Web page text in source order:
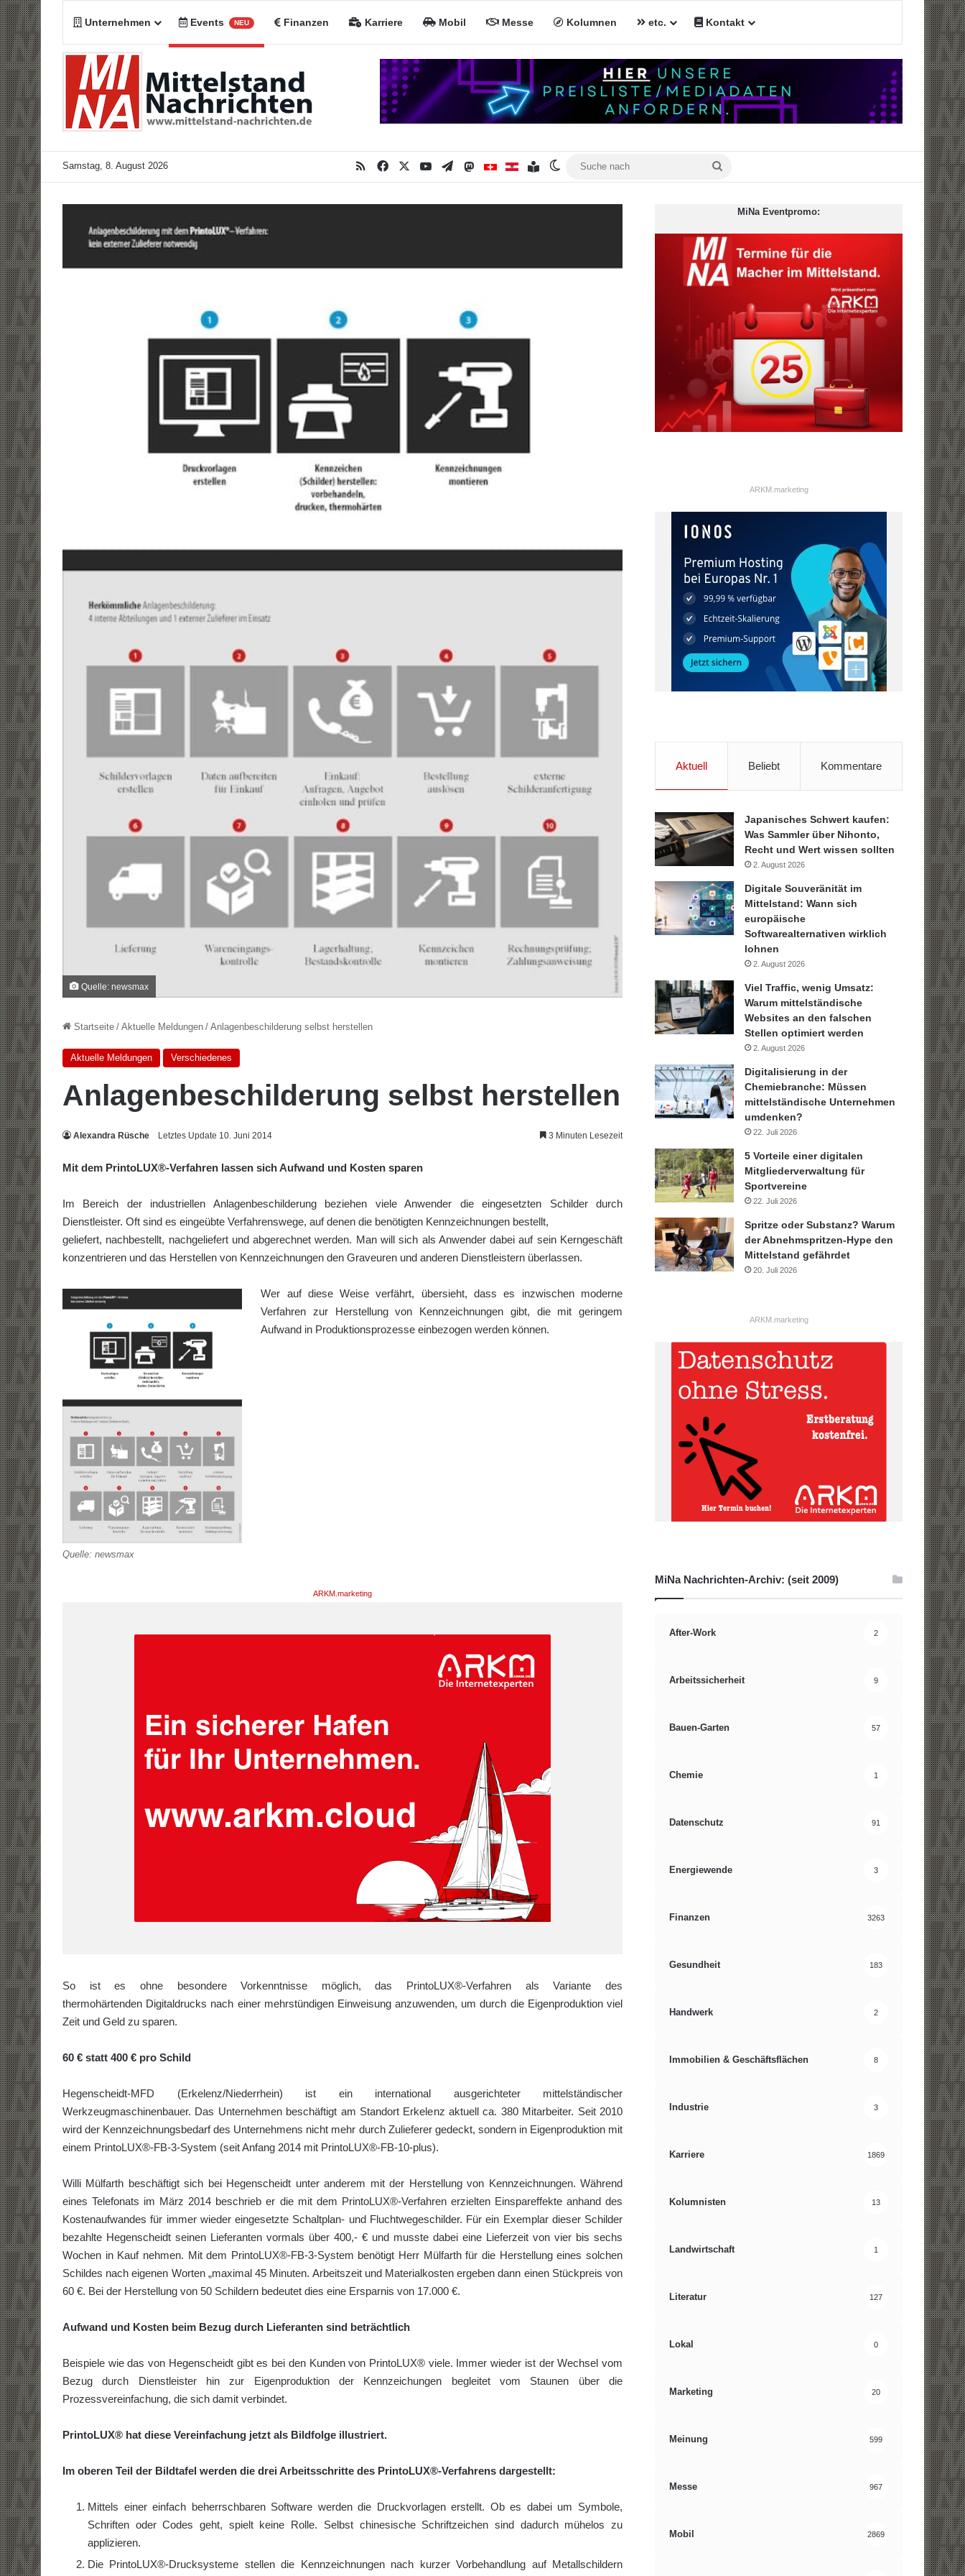
Unternehmen Events NEU Finanzen Karriere Mobil Messe Kolumnen etc. Kontakt
Samstag, 8. August 2026 RSSFacebookYouTubeTelegramMastodonMiNa CHMiNa AT
Inhaltsverzeichnis
Skin umschalten
Quelle: newsmax
Startseite / Aktuelle Meldungen / Anlagenbeschilderung selbst herstellen
Aktuelle Meldungen Verschiedenes
Anlagenbeschilderung selbst herstellen
Alexandra Rüsche Letztes Update 10. Juni 2014 3 Minuten Lesezeit
Mit dem PrintoLUX®-Verfahren lassen sich Aufwand und Kosten sparen
Im Bereich der industriellen Anlagenbeschilderung beziehen viele Anwender die eingesetzten Schilder durch
Dienstleister. Oft sind es eingeübte Verfahrenswege, auf denen die benötigten Kennzeichnungen bestellt,
geliefert, nachbestellt, nachgeliefert und abgerechnet werden. Man will sich als Anwender dabei auf sein Kerngeschäft
konzentrieren und das Herstellen von Kennzeichnungen den Graveuren und anderen Dienstleistern überlassen.
Quelle: newsmax
Wer auf diese Weise verfährt, übersieht, dass es inzwischen moderne
Verfahren zur Herstellung von Kennzeichnungen gibt, die mit geringem
Aufwand in Produktionsprozesse einbezogen werden können.
ARKM.marketing
So ist es ohne besondere Vorkenntnisse möglich, das PrintoLUX®-Verfahren als Variante des
thermohärtenden Digitaldrucks nach einer mehrstündigen Einweisung anzuwenden, um durch die Eigenproduktion viel
Zeit und Geld zu sparen.
60 € statt 400 € pro Schild
Hegenscheidt-MFD (Erkelenz/Niederrhein) ist ein international ausgerichteter mittelständischer
Werkzeugmaschinenbauer. Das Unternehmen beschäftigt am Standort Erkelenz aktuell ca. 380 Mitarbeiter. Seit 2010
wird der Kennzeichnungsbedarf des Unternehmens nicht mehr durch Zulieferer gedeckt, sondern in Eigenproduktion mit
einem PrintoLUX®-FB-3-System (seit Anfang 2014 mit PrintoLUX®-FB-10-plus).
Willi Mülfarth beschäftigt sich bei Hegenscheidt unter anderem mit der Herstellung von Kennzeichnungen. Während
eines Telefonats im März 2014 beschrieb er die mit dem PrintoLUX®-Verfahren erzielten Einspareffekte anhand des
Kostenaufwandes für immer wieder eingesetzte Schaltplan- und Fluchtwegeschilder. Für ein Exemplar dieser Schilder
bezahlte Hegenscheidt seinen Lieferanten vormals über 400,- € und musste dabei eine Lieferzeit von vier bis sechs
Wochen in Kauf nehmen. Mit dem PrintoLUX®-FB-3-System benötigt Herr Mülfarth für die Herstellung eines solchen
Schildes nach eigenen Worten „maximal 45 Minuten. Arbeitszeit und Materialkosten ergeben dann einen Stückpreis von
60 €. Bei der Herstellung von 50 Schildern bedeutet dies eine Ersparnis von 17.000 €.
Aufwand und Kosten beim Bezug durch Lieferanten sind beträchtlich
Beispiele wie das von Hegenscheidt gibt es bei den Kunden von PrintoLUX® viele. Immer wieder ist der Wechsel vom
Bezug durch Dienstleister hin zur Eigenproduktion der Kennzeichungen begleitet vom Staunen über die
Prozessvereinfachung, die sich damit verbindet.
PrintoLUX® hat diese Vereinfachung jetzt als Bildfolge illustriert.
Im oberen Teil der Bildtafel werden die drei Arbeitsschritte des PrintoLUX®-Verfahrens dargestellt:
Mittels einer einfach beherrschbaren Software werden die Druckvorlagen erstellt. Ob es dabei um Symbole,
Schriften oder Codes geht, spielt keine Rolle. Selbst chinesische Schriftzeichen sind dadurch mühelos zu
applizieren.
Die PrintoLUX®-Drucksysteme stellen die Kennzeichnungen nach kurzer Vorbehandlung auf Metallschildern
MiNa Eventpromo:
ARKM.marketing
Aktuell Beliebt Kommentare
Japanisches Schwert kaufen:
Was Sammler über Nihonto,
Recht und Wert wissen sollten
2. August 2026
Digitale Souveränität im
Mittelstand: Wann sich
europäische
Softwarealternativen wirklich
lohnen
2. August 2026
Viel Traffic, wenig Umsatz:
Warum mittelständische
Websites an den falschen
Stellen optimiert werden
2. August 2026
Digitalisierung in der
Chemiebranche: Müssen
mittelständische Unternehmen
umdenken?
22. Juli 2026
5 Vorteile einer digitalen
Mitgliederverwaltung für
Sportvereine
22. Juli 2026
Spritze oder Substanz? Warum
der Abnehmspritzen-Hype den
Mittelstand gefährdet
20. Juli 2026
ARKM.marketing
MiNa Nachrichten-Archiv: (seit 2009)
After-Work 2
Arbeitssicherheit 9
Bauen-Garten 57
Chemie 1
Datenschutz 91
Energiewende 3
Finanzen 3263
Gesundheit 183
Handwerk 2
Immobilien & Geschäftsflächen 8
Industrie 3
Karriere 1869
Kolumnisten 13
Landwirtschaft 1
Literatur 127
Lokal 0
Marketing 20
Meinung 599
Messe 967
Mobil 2869